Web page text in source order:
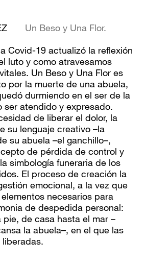
Un Beso y Una Flor.
Covid-19 actualizó la reflexión
luto y como atravesamos
Un Beso y Una Flor es
por la muerte de una abuela,
durmiendo en el ser de la
ser atendido y expresado.
de liberar el dolor, la
su lenguaje creativo –la
su abuela –el ganchillo–,
de pérdida de control y
simbología funeraria de los
El proceso de creación la
emocional, a la vez que
necesarios para
de despedida personal:
pie, de casa hasta el mar –
la abuela–, en el que las